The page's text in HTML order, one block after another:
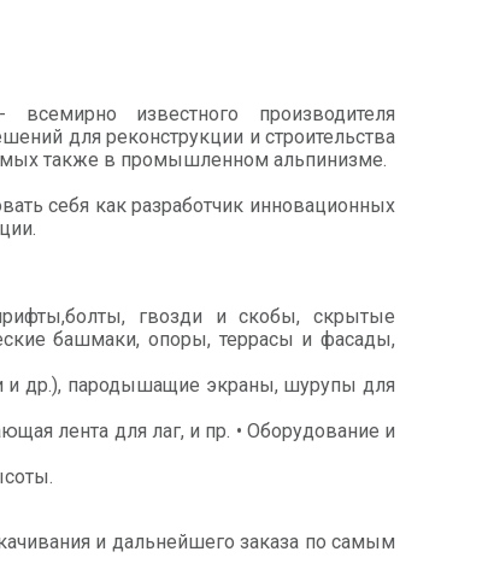
известного производителя
для реконструкции и строительства
также в промышленном альпинизме.
себя как разработчик инновационных
гвозди и скобы, скрытые
башмаки, опоры, террасы и фасады,
и др.), пародышащие экраны, шурупы для
лента для лаг, и пр. • Оборудование и
и дальнейшего заказа по самым